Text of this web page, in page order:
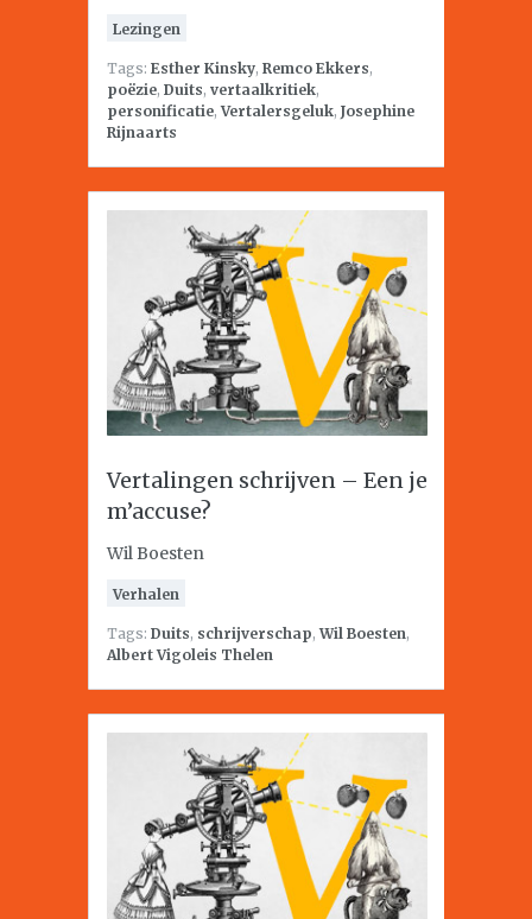
Lezingen
Tags: Esther Kinsky, Remco Ekkers,
poëzie, Duits, vertaalkritiek,
personificatie,Vertalersgeluk, Josephine
Rijnaarts
Vertalingen schrijven – Een je
m’accuse?
Wil Boesten
Verhalen
Tags: Duits, schrijverschap,Wil Boesten,
Albert Vigoleis Thelen